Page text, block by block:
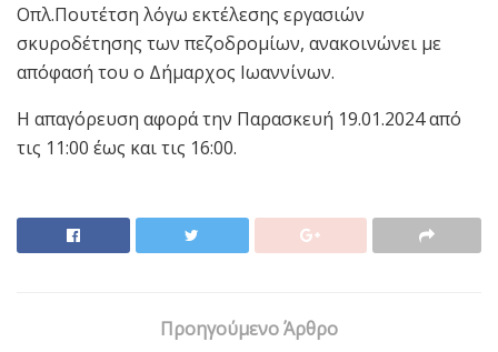
Οπλ.Πουτέτση λόγω εκτέλεσης εργασιών
σκυροδέτησης των πεζοδρομίων, ανακοινώνει με
απόφασή του ο Δήμαρχος Ιωαννίνων.
Η απαγόρευση αφορά την Παρασκευή 19.01.2024 από
τις 11:00 έως και τις 16:00.
Προηγούμενο Άρθρο